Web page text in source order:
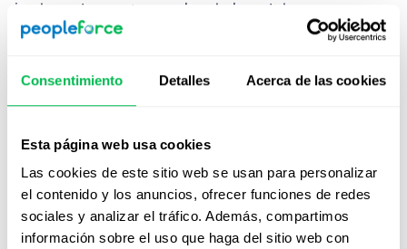
Consentimiento Detalles Acerca de las cookies
Esta página web usa cookies
Las cookies de este sitio web se usan para personalizar
el contenido y los anuncios, ofrecer funciones de redes
sociales y analizar el tráfico. Además, compartimos
información sobre el uso que haga del sitio web con
implementar programas de salud mental, pausas
activas y asesoría psicológica es fundamental para
Invertir en bienestar laboral aumenta la satisfacción,
reduce el ausentismo y fortalece la moral del equipo.
comprometen con mayor entusiasmo.
Fomentar la participación de los
empleados